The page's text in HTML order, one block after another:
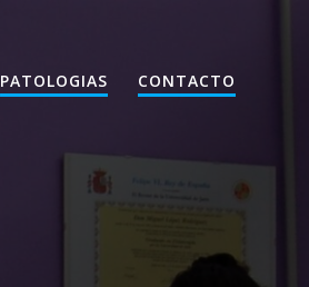
PATOLOGIAS CONTACTO